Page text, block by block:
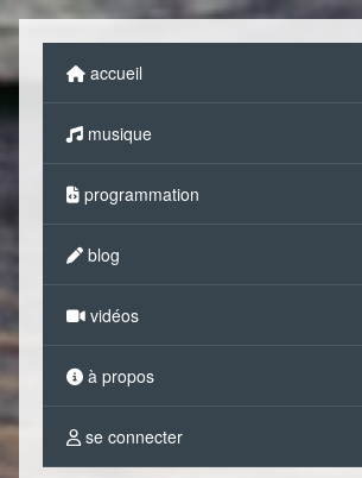
accueil
musique
programmation
blog
vidéos
à propos
se connecter